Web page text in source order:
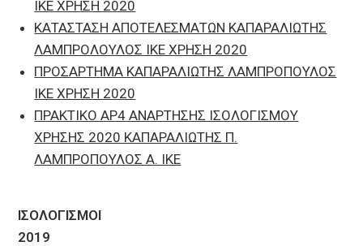
ΙΚΕ ΧΡΗΣΗ 2020
ΚΑΤΑΣΤΑΣΗ ΑΠΟΤΕΛΕΣΜΑΤΩΝ ΚΑΠΑΡΑΛΙΩΤΗΣ
ΛΑΜΠΡΟΛΟΥΛΟΣ ΙΚΕ ΧΡΗΣΗ 2020
ΠΡΟΣΑΡΤΗΜΑ ΚΑΠΑΡΑΛΙΩΤΗΣ ΛΑΜΠΡΟΠΟΥΛΟΣ
ΙΚΕ ΧΡΗΣΗ 2020
ΠΡΑΚΤΙΚΟ ΑΡ4 ΑΝΑΡΤΗΣΗΣ ΙΣΟΛΟΓΙΣΜΟΥ
ΧΡΗΣΗΣ 2020 ΚΑΠΑΡΑΛΙΩΤΗΣ Π.
ΛΑΜΠΡΟΠΟΥΛΟΣ Α. ΙΚΕ
ΙΣΟΛΟΓΙΣΜΟΙ
2019